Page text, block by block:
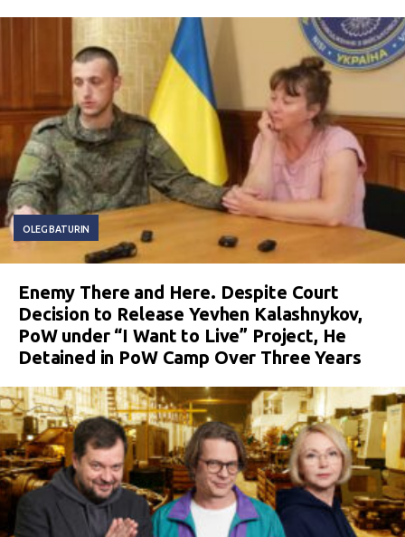
OLEG BATURIN
Enemy There and Here. Despite Court
Decision to Release Yevhen Kalashnykov,
PoW under “I Want to Live” Project, He
Detained in PoW Camp Over Three Years